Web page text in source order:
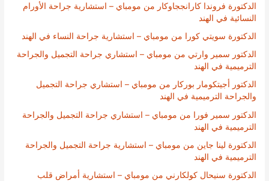
الدكتورة فروندا كارانججاوكار من مومباي – استشارية جراحة الأورام
النسائية في الهند
الدكتورة سويتي كورا من مومباي – استشارية جراحة النساء في الهند
الدكتور سمير وارتي من مومباي – استشاري جراحة التجميل والجراحة
الترميمية في الهند
الدكتور أجيتكومار بوركار من مومباي – استشاري جراحة التجميل
والجراحة الترميمية في الهند
الدكتور سمير فورا من مومباي – استشاري جراحة التجميل والجراحة
الترميمية في الهند
الدكتورة لينا جاين من مومباي – استشارية جراحة التجميل والجراحة
الترميمية في الهند
الدكتورة سنيحال كولكارني من مومباي – استشارية أمراض قلب